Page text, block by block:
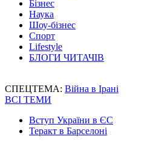
Бізнес
Наука
Шоу-бізнес
Спорт
Lifestyle
БЛОГИ ЧИТАЧІВ
СПЕЦТЕМА: Війна в Ірані
ВСІ ТЕМИ
Вступ України в ЄС
Теракт в Барселоні